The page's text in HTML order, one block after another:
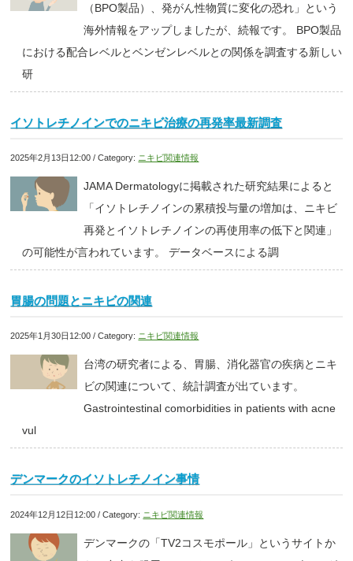
（BPO製品）、発がん性物質に変化の恐れ」という
海外情報をアップしましたが、続報です。 BPO製品
における配合レベルとベンゼンレベルとの関係を調査する新しい
研
イソトレチノインでのニキビ治療の再発率最新調査
2025年2月13日12:00 / Category: ニキビ関連情報
JAMA Dermatologyに掲載された研究結果によると
「イソトレチノインの累積投与量の増加は、ニキビ
再発とイソトレチノインの再使用率の低下と関連」
の可能性が言われています。 データベースによる調
胃腸の問題とニキビの関連
2025年1月30日12:00 / Category: ニキビ関連情報
台湾の研究者による、胃腸、消化器官の疾病とニキ
ビの関連について、統計調査が出ています。
Gastrointestinal comorbidities in patients with acne
vul
デンマークのイソトレチノイン事情
2024年12月12日12:00 / Category: ニキビ関連情報
デンマークの「TV2コスモポール」というサイトか